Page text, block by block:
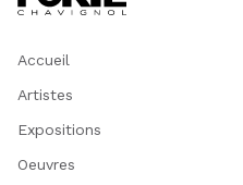
Accueil
Artistes
Expositions
Oeuvres